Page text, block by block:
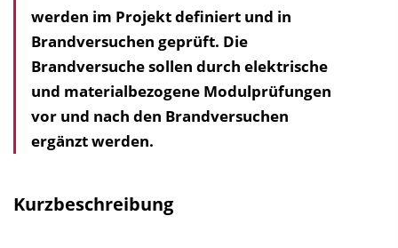
werden im Projekt definiert und in
Brandversuchen geprüft. Die
Brandversuche sollen durch elektrische
und materialbezogene Modulprüfungen
vor und nach den Brandversuchen
ergänzt werden.
Kurzbeschreibung